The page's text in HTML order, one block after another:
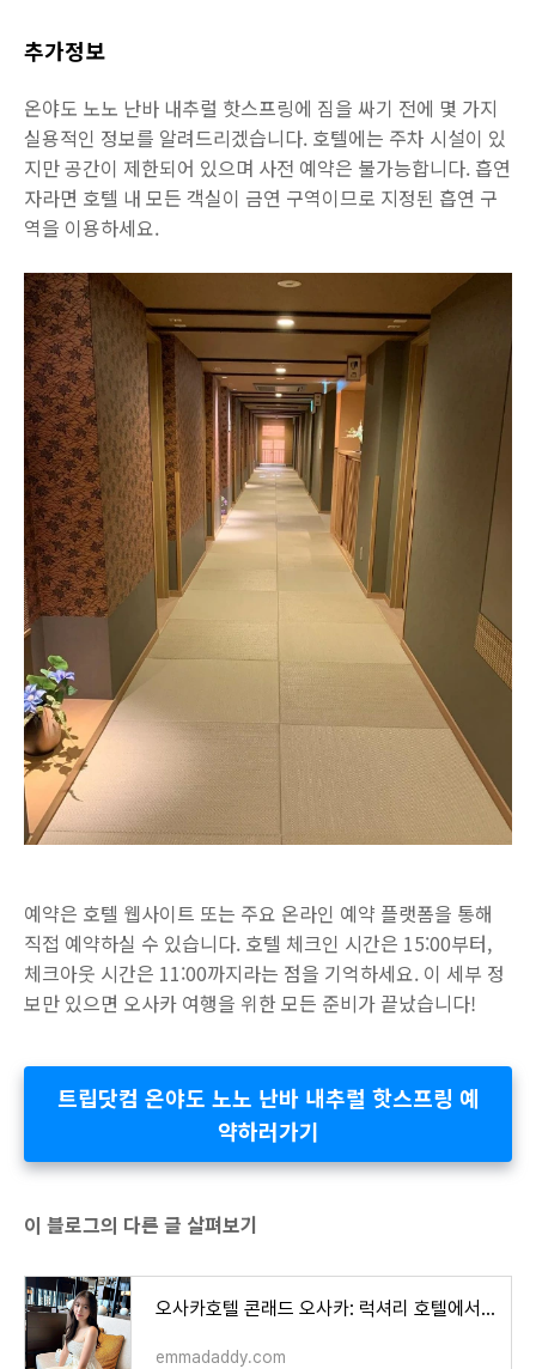
추가정보
온야도 노노 난바 내추럴 핫스프링에 짐을 싸기 전에 몇 가지
실용적인 정보를 알려드리겠습니다. 호텔에는 주차 시설이 있
지만 공간이 제한되어 있으며 사전 예약은 불가능합니다. 흡연
자라면 호텔 내 모든 객실이 금연 구역이므로 지정된 흡연 구
역을 이용하세요.
예약은 호텔 웹사이트 또는 주요 온라인 예약 플랫폼을 통해
직접 예약하실 수 있습니다. 호텔 체크인 시간은 15:00부터,
체크아웃 시간은 11:00까지라는 점을 기억하세요. 이 세부 정
보만 있으면 오사카 여행을 위한 모든 준비가 끝났습니다!
트립닷컴 온야도 노노 난바 내추럴 핫스프링 예
약하러가기
이 블로그의 다른 글 살펴보기
오사카호텔 콘래드 오사카: 럭셔리 호텔에서의 완벽한 여행
emmadaddy.com